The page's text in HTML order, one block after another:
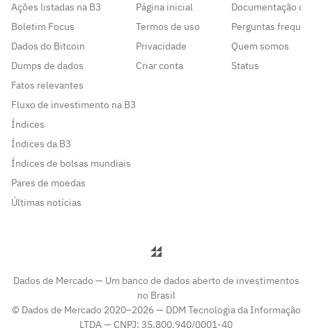
Ações listadas na B3
Boletim Focus
Dados do Bitcoin
Dumps de dados
Fatos relevantes
Fluxo de investimento na B3
Índices
Índices da B3
Índices de bolsas mundiais
Pares de moedas
Últimas notícias
Página inicial
Termos de uso
Privacidade
Criar conta
Documentação da
Perguntas
Quem somos
Status
Dados de Mercado — Um banco de dados aberto de investimentos
no Brasil
© Dados de Mercado 2020–2026 — DDM Tecnologia da Informação
LTDA — CNPJ: 35.800.940/0001-40